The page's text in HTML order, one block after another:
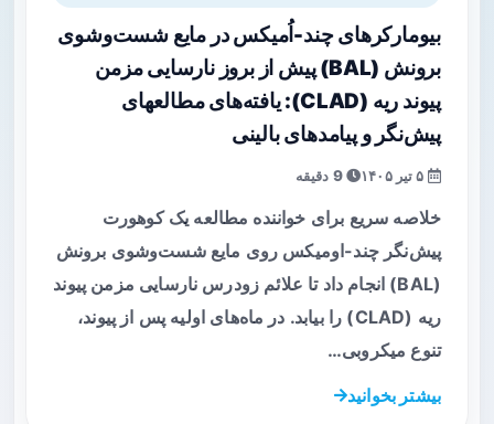
بیومارکرهای چند-اُمیکس در مایع شست‌وشوی
برونش (BAL) پیش از بروز نارسایی مزمن
پیوند ریه (CLAD): یافته‌های مطالعه‎ای
پیش‌نگر و پیامدهای بالینی
9 دقیقه
خلاصه سریع برای خواننده مطالعه یک کوهورت
پیش‌نگر چند-اومیکس روی مایع شست‌وشوی برونش
(BAL) انجام داد تا علائم زودرس نارسایی مزمن پیوند
ریه (CLAD) را بیابد. در ماه‌های اولیه پس از پیوند،
تنوع میکروبی…
بیشتر بخوانید